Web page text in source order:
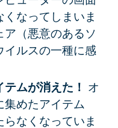
なってしまいま
ア（悪意のあるソ
イルスの一種に感
ムが消えた！
オ
集めたアイテム
なくなっていま